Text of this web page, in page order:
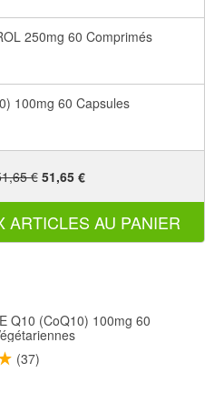
250mg 60 Comprimés
100mg 60 Capsules
€ 51,65 €
ARTICLES AU PANIER
Q10 (CoQ10) 100mg 60
(37)